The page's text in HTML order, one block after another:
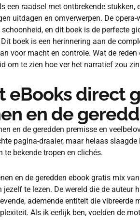
een raadsel met ontbrekende stukken,
uitdagen en omverwerpen. De
en dit boek is de perfecte
boek is een herinnering aan de
voor macht en controle. Wat de
om te zien hoe ver het narratief zou
eBooks direct
en de
en de geredden premisse en
pagina-draaier, maar helaas
te bekende tropen en clichés.
en de geredden ebook gratis mix
te lezen. De wereld die de auteur
ademende entiteit die vibreerde
Als ik eerlijk ben, voelden de